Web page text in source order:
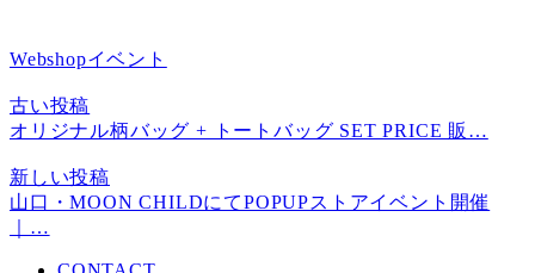
Webshopイベント
古い投稿
オリジナル柄バッグ + トートバッグ SET PRICE 販…
新しい投稿
山口・MOON CHILDにてPOPUPストアイベント開催
｜…